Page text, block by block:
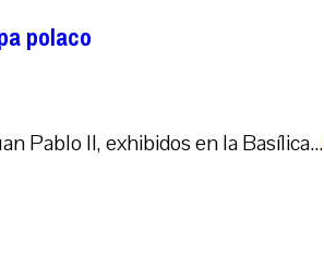
polaco
Pablo II, exhibidos en la Basílica...